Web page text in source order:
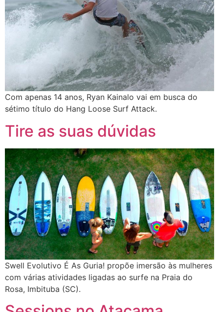
Com apenas 14 anos, Ryan Kainalo vai em busca do
sétimo título do Hang Loose Surf Attack.
Tire as suas dúvidas
Swell Evolutivo É As Guria! propõe imersão às mulheres
com várias atividades ligadas ao surfe na Praia do
Rosa, Imbituba (SC).